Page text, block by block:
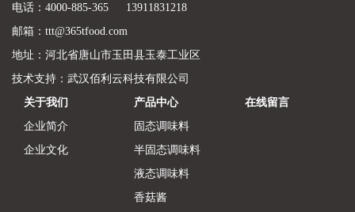
电话：4000-885-365 13911831218
邮箱：ttt@365tfood.com
地址：河北省唐山市玉田县玉泰工业区
技术支持： 武汉佰利云科技有限公司
关于我们
企业简介
企业文化
产品中心
固态调味料
半固态调味料
液态调味料
香菇酱
在线留言